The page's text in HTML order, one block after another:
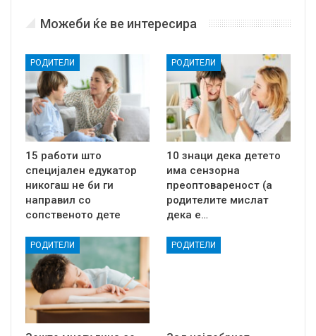
Можеби ќе ве интересира
РОДИТЕЛИ
15 работи што
специјален едукатор
никогаш не би ги
направил со
сопственото дете
РОДИТЕЛИ
10 знаци дека детето
има сензорна
преоптовареност (а
родителите мислат
дека е…
РОДИТЕЛИ РОДИТЕЛИ